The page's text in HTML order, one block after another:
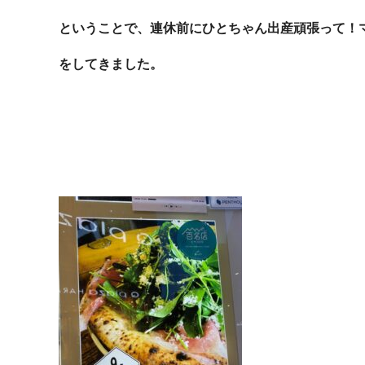
ということで、連休前にひとちゃん出産頑張って！
をしてきました。